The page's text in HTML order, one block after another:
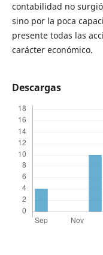
contabilidad no
sino por la poca
presente todas las
carácter económico.
Descargas